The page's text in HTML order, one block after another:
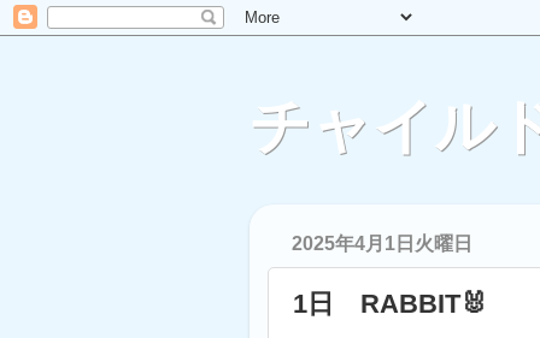
チャイル
2025年4月1日火曜日
1日 RABBIT🐰